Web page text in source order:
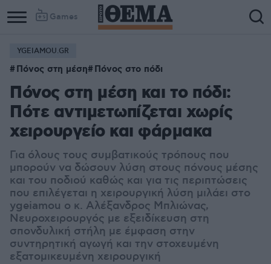
Games
YGEIAMOU.GR
Πόνος στη μέση Πόνος στο πόδι
Πόνος στη μέση και το πόδι:
Πότε αντιμετωπίζεται χωρίς
χειρουργείο και φάρμακα
Για όλους τους συμβατικούς τρόπους που
μπορούν να δώσουν λύση στους πόνους μέσης
και του ποδιού καθώς και για τις περιπτώσεις
που επιλέγεται η χειρουργική λύση μιλάει στο
ygeiamou ο κ. Αλέξανδρος Μπλιώνας,
Νευροχειρουργός με εξειδίκευση στη
σπονδυλική στήλη με έμφαση στην
συντηρητική αγωγή και την στοχευμένη
εξατομικευμένη χειρουργική